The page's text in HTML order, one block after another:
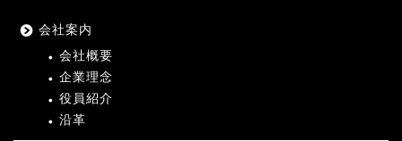
会社案内
会社概要
企業理念
役員紹介
沿革